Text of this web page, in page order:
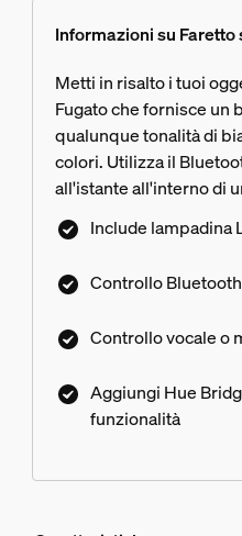
Informazioni su
Metti in risalto i tuoi
Fugato che fornisce un
qualunque tonalità di
colori. Utilizza il
all'istante all'interno di
Hue Bridge per
funzionalità.
Include lampadina
Controllo
Controllo vocale o
Aggiungi Hue
funzionalità